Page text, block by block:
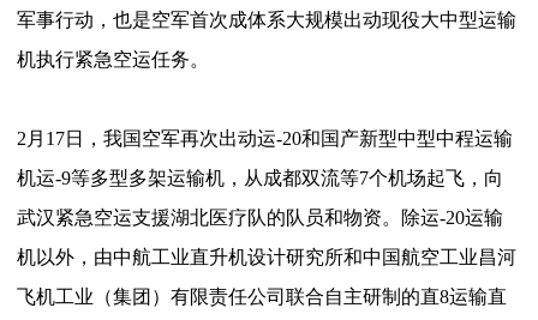
军事行动，也是空军首次成体系大规模出动现役大中型运输
机执行紧急空运任务。
2月17日，我国空军再次出动运-20和国产新型中型中程运输
机运-9等多型多架运输机，从成都双流等7个机场起飞，向
武汉紧急空运支援湖北医疗队的队员和物资。除运-20运输
机以外，由中航工业直升机设计研究所和中国航空工业昌河
飞机工业（集团）有限责任公司联合自主研制的直8运输直